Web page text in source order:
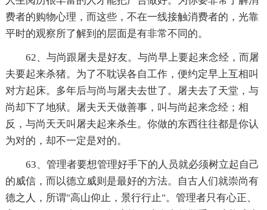
费者的购物心理，而这些，不在一线接触消费者的，光靠
平时的观察所了解到的层面是有非常不同的。
62、与尚跟屠夫是好友。与尚早上要起来念经，而屠
夫要起来杀猪。为了不耽误各自工作，便约定早上互相叫
对方起床。多年后与尚与屠夫去世了。屠夫去了天堂，与
尚却下了地狱。屠夫天天做善事，叫与尚起来念经；相
反，与尚天天叫屠夫起来杀生。你做的东西往往都是你认
为对的，却不一定是对的。
63、管理者要想管理好手下的人员就必须树立起自己
的威信，而以德立威则是最好的方法。自古人们就崇尚有
德之人，所谓"高山仰止，景行行止"。管理者只有心正、